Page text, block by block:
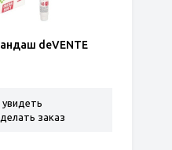
deVENTE
заказ